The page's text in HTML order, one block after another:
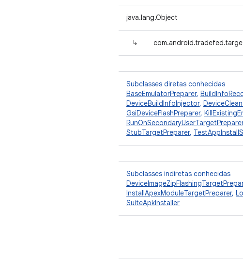
java.lang.Object
↳
Subclasses diretas conhecidas
BaseEmulatorPreparer,
DeviceBuildInfoInjector,
GsiDeviceFlashPreparer,
RunOnSecondaryUserTargetPreparer
StubTargetPreparer,
Subclasses indiretas conhecidas
InstallApexModuleTargetPreparer,
SuiteApkInstaller